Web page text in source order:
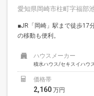
愛知県岡崎市柱町字福部
■JR「岡崎」駅まで徒歩17
の移動も便利。
ハウスメーカー
積水ハウス/セキスイハウス
価格帯
2,160 万円